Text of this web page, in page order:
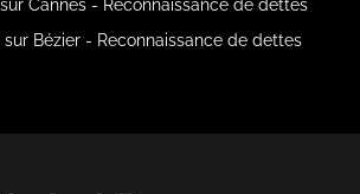
Cannes - Reconnaissance de dettes
sur Bézier - Reconnaissance de dettes